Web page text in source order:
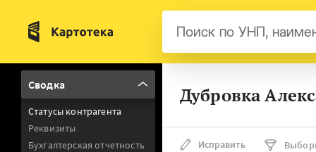
Сводка
Статусы контрагента
Реквизиты
Бухгалтерская отчетность
Дубровка
Исправить